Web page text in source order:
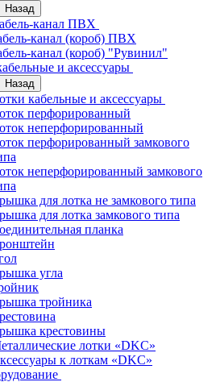
Назад
канал ПВХ
канал (короб) ПВХ
канал (короб) "Рувинил"
и аксессуары
Назад
кабельные и аксессуары
перфорированный
неперфорированный
перфорированный замкового
неперфорированный замкового
для лотка не замкового типа
для лотка замкового типа
планка
угла
тройника
крестовины
лотки «DKC»
к лоткам «DKC»